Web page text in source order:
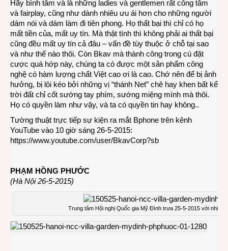
Hãy bình tâm và là những ladies và gentlemen rất công tâm
và fairplay, cũng như dành nhiêu ưu ái hơn cho những người
dám nói và dám làm đi tiên phong. Họ thất bại thì chỉ có họ
mất tiền của, mất uy tín. Mà thật tình thì không phải ai thất bại
cũng đều mất uy tín cả đâu – vấn đề tùy thuộc ở chỗ tại sao
và như thế nào thôi. Còn Bkav mà thành công trong cú đặt
cược quá hớp này, chúng ta có được một sản phẩm công
nghệ có hàm lượng chất Việt cao ơi là cao. Chớ nên để bị ảnh
hưởng, bị lôi kéo bởi những vị “thánh Net” chê hay khen bất kể
trời đất chỉ cốt sướng tay phím, sướng miệng mình mà thôi.
Họ có quyền làm như vậy, và ta có quyền tin hay không..
Tường thuật trực tiếp sự kiện ra mắt Bphone trên kênh
YouTube vào 10 giờ sáng 26-5-2015:
https://www.youtube.com/user/BkavCorp?sb
PHẠM HỒNG PHƯỚC
(Hà Nội 26-5-2015)
Trung tâm Hội nghị Quốc gia Mỹ Đình trưa 25-5-2015 với